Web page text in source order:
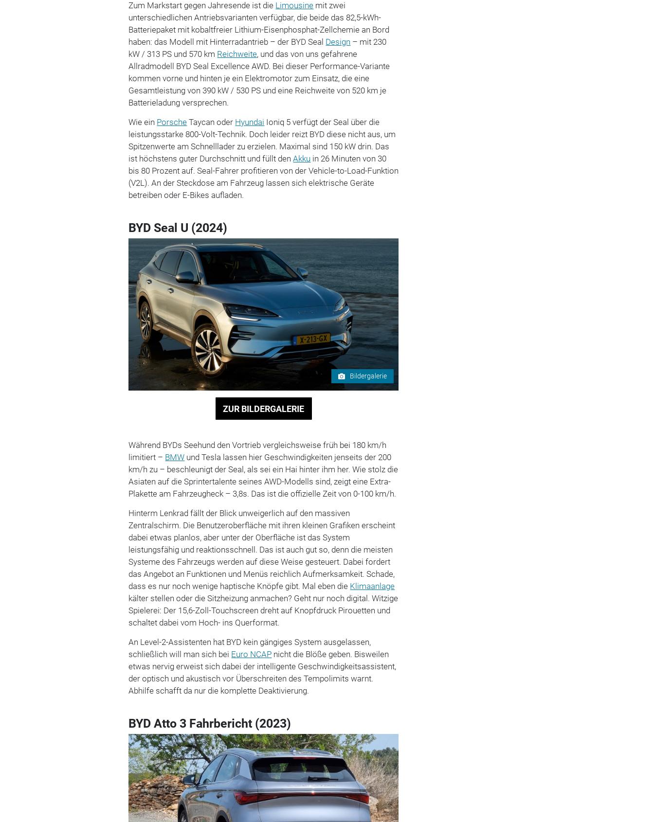
Zum Markstart gegen Jahresende ist die Limousine mit zwei
unterschiedlichen Antriebsvarianten verfügbar, die beide das 82,5-kWh-
Batteriepaket mit kobaltfreier Lithium-Eisenphosphat-Zellchemie an Bord
haben: das Modell mit Hinterradantrieb – der BYD Seal Design – mit 230
kW / 313 PS und 570 km Reichweite, und das von uns gefahrene
Allradmodell BYD Seal Excellence AWD. Bei dieser Performance-Variante
kommen vorne und hinten je ein Elektromotor zum Einsatz, die eine
Gesamtleistung von 390 kW / 530 PS und eine Reichweite von 520 km je
Batterieladung versprechen.
Wie ein Porsche Taycan oder Hyundai Ioniq 5 verfügt der Seal über die
leistungsstarke 800-Volt-Technik. Doch leider reizt BYD diese nicht aus, um
Spitzenwerte am Schnelllader zu erzielen. Maximal sind 150 kW drin. Das
ist höchstens guter Durchschnitt und füllt denAkku in 26 Minuten von 30
bis 80 Prozent auf. Seal-Fahrer profitieren von der Vehicle-to-Load-Funktion
(V2L). An der Steckdose am Fahrzeug lassen sich elektrische Geräte
betreiben oder E-Bikes aufladen.
BYD Seal U (2024)
Bildergalerie
ZUR BILDERGALERIE
Während BYDs Seehund den Vortrieb vergleichsweise früh bei 180 km/h
limitiert – BMW und Tesla lassen hier Geschwindigkeiten jenseits der 200
km/h zu – beschleunigt der Seal, als sei ein Hai hinter ihm her. Wie stolz die
Asiaten auf die Sprintertalente seines AWD-Modells sind, zeigt eine Extra-
Plakette am Fahrzeugheck – 3,8s. Das ist die offizielle Zeit von 0-100 km/h.
Hinterm Lenkrad fällt der Blick unweigerlich auf den massiven
Zentralschirm. Die Benutzeroberfläche mit ihren kleinen Grafiken erscheint
dabei etwas planlos, aber unter der Oberfläche ist das System
leistungsfähig und reaktionsschnell. Das ist auch gut so, denn die meisten
Systeme des Fahrzeugs werden auf diese Weise gesteuert. Dabei fordert
das Angebot an Funktionen und Menüs reichlich Aufmerksamkeit. Schade,
dass es nur noch wenige haptische Knöpfe gibt. Mal eben die Klimaanlage
kälter stellen oder die Sitzheizung anmachen? Geht nur noch digital. Witzige
Spielerei: Der 15,6-Zoll-Touchscreen dreht auf Knopfdruck Pirouetten und
schaltet dabei vom Hoch- ins Querformat.
An Level-2-Assistenten hat BYD kein gängiges System ausgelassen,
schließlich will man sich bei Euro NCAP nicht die Blöße geben. Bisweilen
etwas nervig erweist sich dabei der intelligente Geschwindigkeitsassistent,
der optisch und akustisch vor Überschreiten des Tempolimits warnt.
Abhilfe schafft da nur die komplette Deaktivierung.
BYD Atto 3 Fahrbericht (2023)